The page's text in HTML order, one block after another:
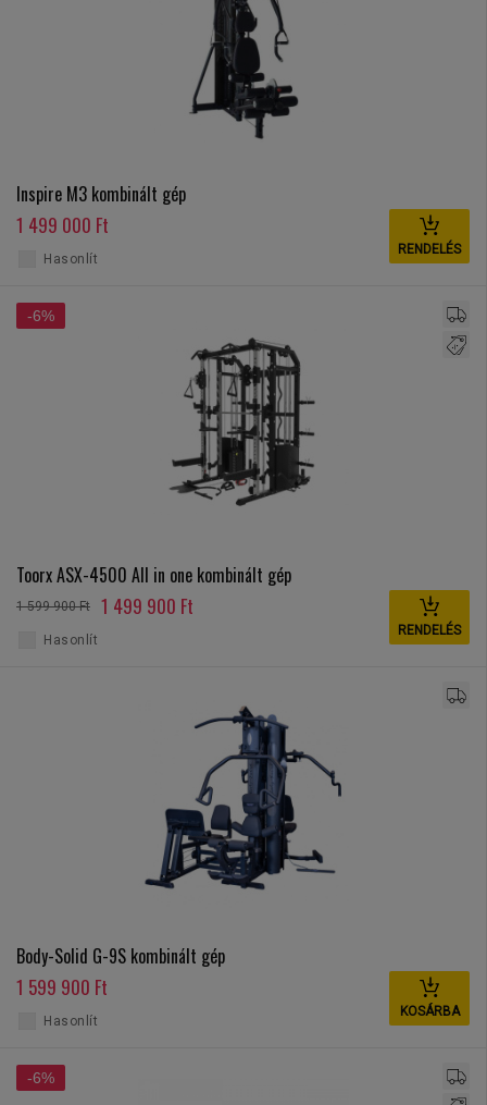
Inspire M3 kombinált gép
1 499 000 Ft
RENDELÉS
Hasonlít
-6%
Toorx ASX-4500 All in one kombinált gép
1 599 900 Ft 1 499 900 Ft
RENDELÉS
Hasonlít
Body-Solid G-9S kombinált gép
1 599 900 Ft
KOSÁRBA
Hasonlít
-6%